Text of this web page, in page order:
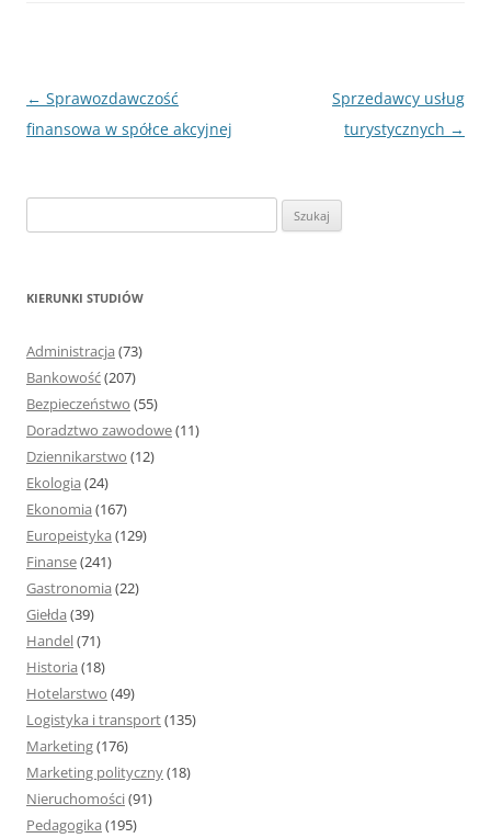
Nawigacja
wpisu
← Sprawozdawczość
finansowa w spółce akcyjnej
Sprzedawcy usług
turystycznych →
z
KIERUNKI STUDIÓW
Administracja (73)
Bankowość(207)
Bezpieczeństwo (55)
Doradztwo zawodowe(11)
Dziennikarstwo (12)
Ekologia (24)
Ekonomia (167)
Europeistyka (129)
Finanse(241)
Gastronomia (22)
Giełda (39)
Handel(71)
Historia (18)
Hotelarstwo (49)
Logistyka i transport(135)
Marketing(176)
Marketing polityczny(18)
Nieruchomości(91)
Pedagogika (195)